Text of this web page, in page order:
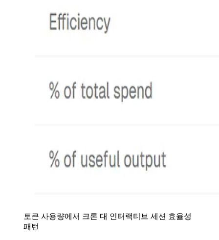
토큰 사용량에서 크론 대 인터랙티브 세션 효율성
패턴